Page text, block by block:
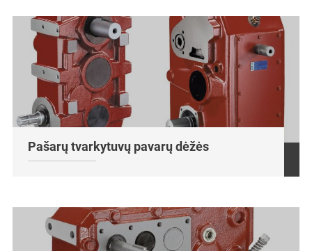
Pašarų tvarkytuvų pavarų dėžės